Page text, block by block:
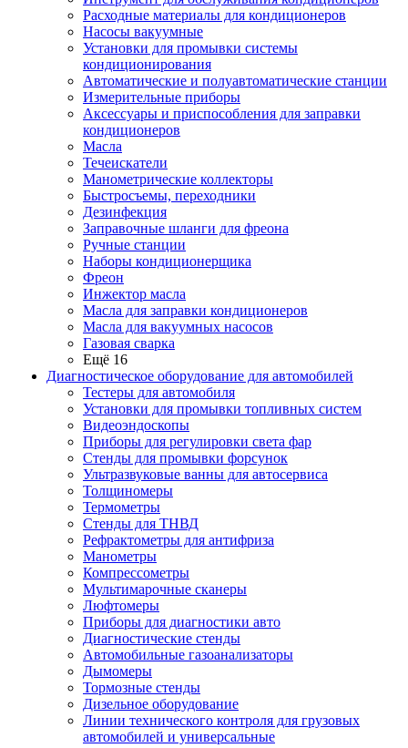
Расходные материалы для кондиционеров
Насосы вакуумные
Установки для промывки системы
кондиционирования
Автоматические и полуавтоматические станции
Измерительные приборы
Аксессуары и приспособления для заправки
кондиционеров
Масла
Течеискатели
Манометрические коллекторы
Быстросъемы, переходники
Дезинфекция
Заправочные шланги для фреона
Ручные станции
Наборы кондиционерщика
Фреон
Инжектор масла
Масла для заправки кондиционеров
Масла для вакуумных насосов
Газовая сварка
Ещё 16
Диагностическое оборудование для автомобилей
Тестеры для автомобиля
Установки для промывки топливных систем
Видеоэндоскопы
Приборы для регулировки света фар
Стенды для промывки форсунок
Ультразвуковые ванны для автосервиса
Толщиномеры
Термометры
Стенды для ТНВД
Рефрактометры для антифриза
Манометры
Компрессометры
Мультимарочные сканеры
Люфтомеры
Приборы для диагностики авто
Диагностические стенды
Автомобильные газоанализаторы
Дымомеры
Тормозные стенды
Дизельное оборудование
Линии технического контроля для грузовых
автомобилей и универсальные